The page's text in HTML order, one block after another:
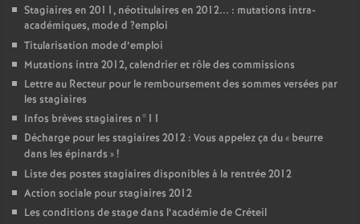
Stagiaires en 2011, néotitulaires en 2012... : mutations intra-
académiques, mode d ?emploi
Titularisation mode d’emploi
Mutations intra 2012, calendrier et rôle des commissions
Lettre au Recteur pour le remboursement des sommes versées par
les stagiaires
Infos brèves stagiaires n°11
Décharge pour les stagiaires 2012 : Vous appelez ça du « beurre
dans les épinards »!
Liste des postes stagiaires disponibles à la rentrée 2012
Action sociale pour stagiaires 2012
Les conditions de stage dans l’académie de Créteil